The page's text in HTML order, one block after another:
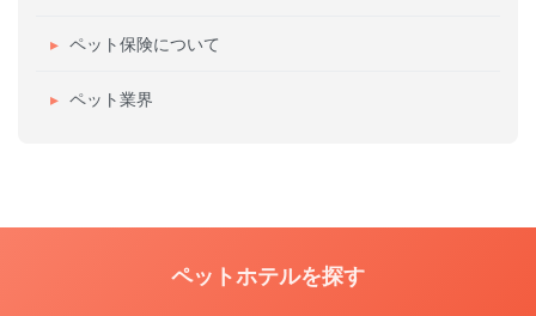
ペット保険について
ペット業界
ペットホテルを探す